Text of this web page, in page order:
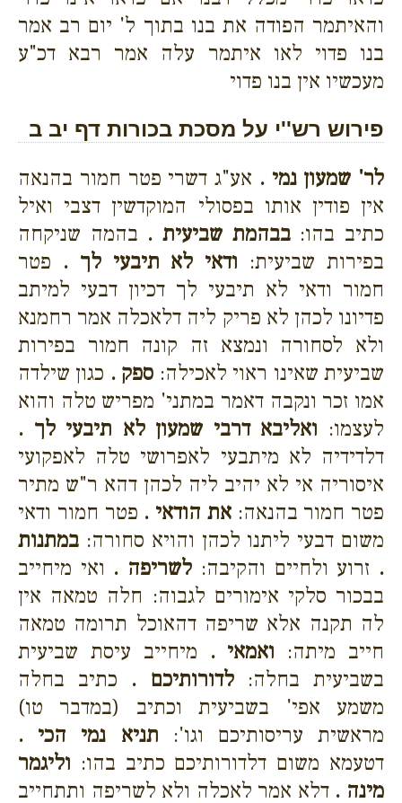
והאיתמר הפודה את בנו בתוך ל' יום רב אמר
בנו פדוי לאו איתמר עלה אמר רבא דכ"ע
מעכשיו אין בנו פדוי
פירוש רש''י על מסכת בכורות דף יב ב
לר' שמעון נמי . אע"ג דשרי פטר חמור בהנאה
אין פודין אותו בפסולי המוקדשין דצבי ואיל
כתיב בהו:בבהמת שביעית . בהמה שניקחה
בפירות שביעית: ודאי לא תיבעי לך . פטר
חמור ודאי לא תיבעי לך דכיון דבעי למיתב
פדיונו לכהן לא פריק ליה דלאכלה אמר רחמנא
ולא לסחורה ונמצא זה קונה חמור בפירות
שביעית שאינו ראוי לאכילה: ספק . כגון שילדה
אמו זכר ונקבה דאמר במתני' מפריש טלה והוא
לעצמו: ואליבא דרבי שמעון לא תיבעי לך .
דלדידיה לא מיתבעי לאפרושי טלה לאפקועי
איסוריה אי לא יהיב ליה לכהן דהא ר"ש מתיר
פטר חמור בהנאה:את הודאי . פטר חמור ודאי
משום דבעי ליתנו לכהן והויא סחורה: במתנות
. זרוע ולחיים והקיבה: לשריפה . ואי מיחייב
בבכור סלקי אימורים לגבוה: חלה טמאה אין
לה תקנה אלא שריפה דהאוכל תרומה טמאה
חייב מיתה: ואמאי . מיחייב עיסת שביעית
בשביעית בחלה:לדורותיכם . כתיב בחלה
משמע אפי' בשביעית וכתיב (במדבר טו)
מראשית עריסותיכם וגו': תניא נמי הכי .
דטעמא משום דלדורותיכם כתיב בהו: וליגמר
מינה . דלא אמר לאכלה ולא לשריפה ותתחייב